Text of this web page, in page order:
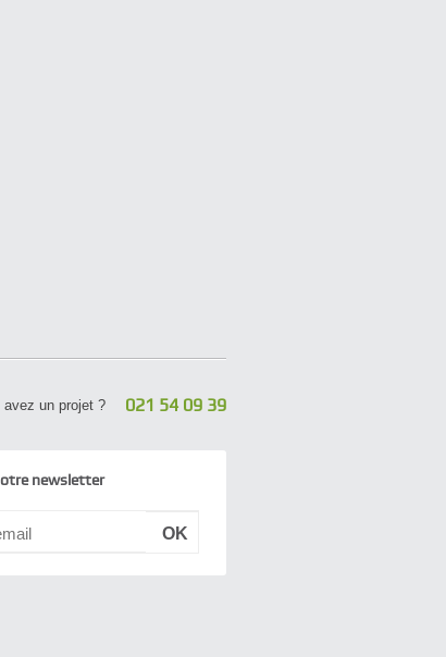
avez un projet ? 021 54 09 39
newsletter